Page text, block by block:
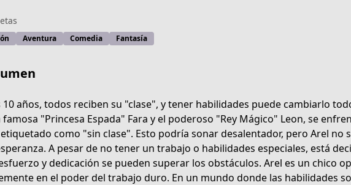
4586-b2ad-a414fc7e0d22
Aventura Comedia Fantasía
10 años, todos reciben su "clase", y tener habilidades puede cambiarlo
famosa "Princesa Espada" Fara y el poderoso "Rey Mágico" Leon, se
como "sin clase". Esto podría sonar desalentador, pero Arel no
A pesar de no tener un trabajo o habilidades especiales, está
y dedicación se pueden superar los obstáculos. Arel es un chico
en el poder del trabajo duro. En un mundo donde las habilidades